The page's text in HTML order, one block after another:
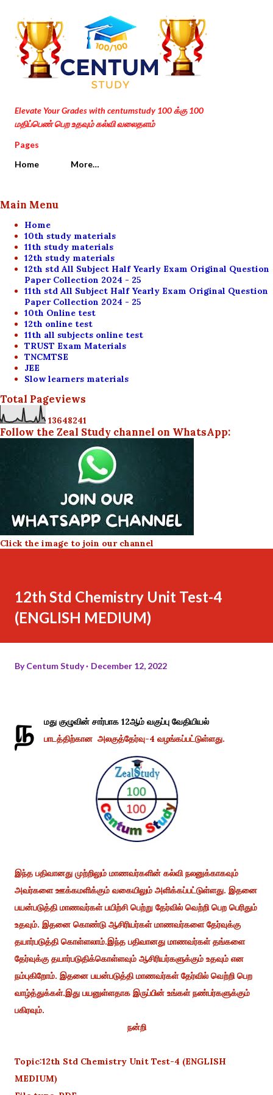
Skip to main content
Elevate Your Grades with centumstudy 100 க்கு 100
மதிப்பெண் பெற உதவும் கல்வி வலைதளம்
Pages
Home
More…
Main Menu
Home
10th study materials
11th study materials
12th study materials
12th std All Subject Half Yearly Exam Original Question
Paper Collection 2024 - 25
11th std All Subject Half Yearly Exam Original Question
Paper Collection 2024 - 25
10th Online test
12th online test
11th all subjects online test
TRUST Exam Materials
TNCMTSE
JEE
Slow learners materials
Total Pageviews
13648241
Follow the Zeal Study channel on WhatsApp:
Click the image to join our channel
12th Std Chemistry Unit Test-4
(ENGLISH MEDIUM)
ByCentum Study December 12, 2022
ந
மது குழுவின் சார்பாக 12ஆம் வகுப்பு வேதியியல்
பாடத்திற்கான அலகுத்தேர்வு-4 வழங்கப்பட்டுள்ளது.
இந்த பதிவானது முற்றிலும் மாணவர்களின் கல்வி நலனுக்காகவும்
அவர்களை ஊக்கமளிக்கும் வகையிலும் அளிக்கப்பட்டுள்ளது. இதனை
பயன்படுத்தி மாணவர்கள் பயிற்சி பெற்று தேர்வில் வெற்றி பெற பெரிதும்
உதவும். இதனை கொண்டு ஆசிரியர்கள் மாணவர்களை தேர்வுக்கு
தயார்படுத்தி கொள்ளலாம்.இந்த பதிவானது மாணவர்கள் தங்களை
தேர்வுக்கு தயார்படுதிக்கொள்ளவும் ஆசிரியர்களுக்கும் உதவும் என
நம்புகிறோம். இதனை பயன்படுத்தி மாணவர்கள் தேர்வில் வெற்றி பெற
வாழ்த்துக்கள்.இது பயனுள்ளதாக இருப்பின் உங்கள் நண்பர்களுக்கும்
பகிரவும்.
நன்றி
Topic:12th Std Chemistry Unit Test-4 (ENGLISH
MEDIUM)